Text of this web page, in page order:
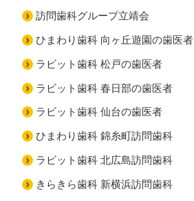
訪問歯科グループ立靖会
ひまわり歯科 向ヶ丘遊園の歯医者
ラビット歯科 松戸の歯医者
ラビット歯科 春日部の歯医者
ラビット歯科 仙台の歯医者
ひまわり歯科 錦糸町訪問歯科
ラビット歯科 北広島訪問歯科
きらきら歯科 新横浜訪問歯科